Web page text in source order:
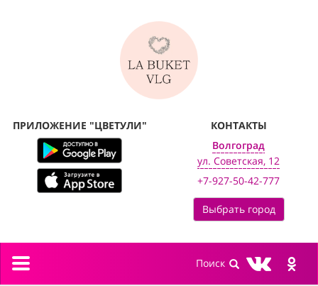
ПРИЛОЖЕНИЕ "ЦВЕТУЛИ"
КОНТАКТЫ
Волгоград
ул. Советская, 12
+7-927-50-42-777
Выбрать город
Toggle